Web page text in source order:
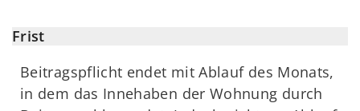
Frist
Beitragspflicht endet mit Ablauf des Monats,
in dem das Innehaben der Wohnung durch